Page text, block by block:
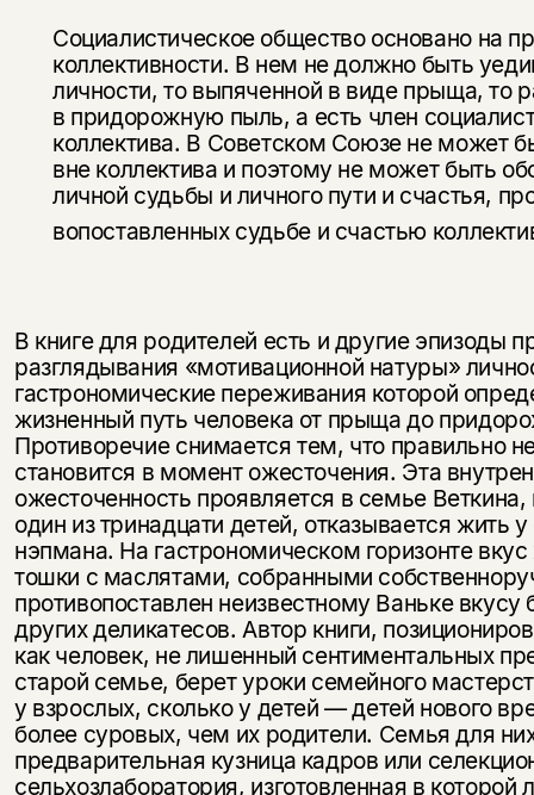
Социалистическое общество основано на
коллективности. В нем не должно быть
личности, то выпяченной в виде прыща, то
в придорожную пыль, а есть член
коллектива. В Советском Союзе не может
вне коллектива и поэтому не может быть
личной судьбы и личного пути и счастья,
вопоставленных судьбе и счастью
В книге для родителей есть и другие эпизоды
разглядывания «мотивационной натуры»
гастрономические пережива­ния которой
жизненный путь человека от прыща до
Противоречие снимается тем, что правильно
стано­вится в момент ожесточения. Эта
ожесточенность проявляется в семье Веткина,
один из тринадцати детей, отказывается жить
нэпмана. На гастрономическом горизонте
тошки с маслятами, собранными
противопоставлен неиз­вестному Ваньке вкусу
других деликатесов. Автор книги,
как человек, не лишенный сентиментальных
старой семье, берет уроки семейного
у взрослых, сколько у детей — детей нового
более суровых, чем их роди­тели. Семья для
предварительная кузница кадров или
сельхозлаборатория, изготовленная в которой